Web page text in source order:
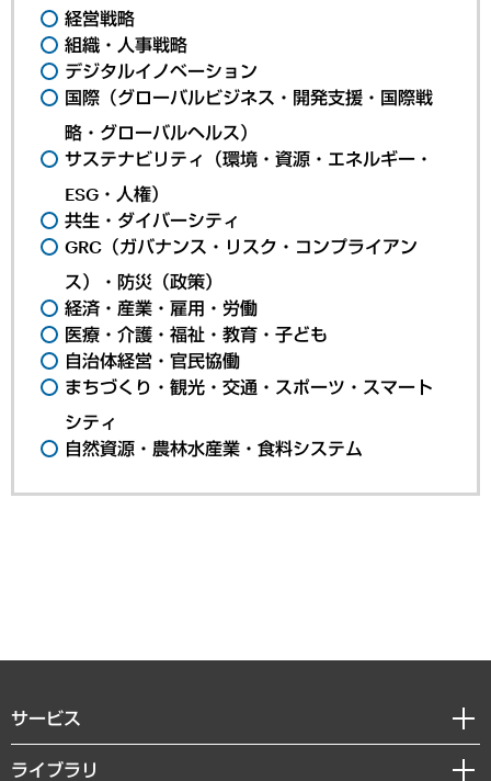
経営戦略
組織・人事戦略
デジタルイノベーション
国際（グローバルビジネス・開発支援・国際戦
略・グローバルヘルス）
サステナビリティ（環境・資源・エネルギー・
ESG・人権）
共生・ダイバーシティ
GRC（ガバナンス・リスク・コンプライアン
ス）・防災（政策）
経済・産業・雇用・労働
医療・介護・福祉・教育・子ども
自治体経営・官民協働
まちづくり・観光・交通・スポーツ・スマート
シティ
自然資源・農林水産業・食料システム
サービス
経営戦略
ライブラリ